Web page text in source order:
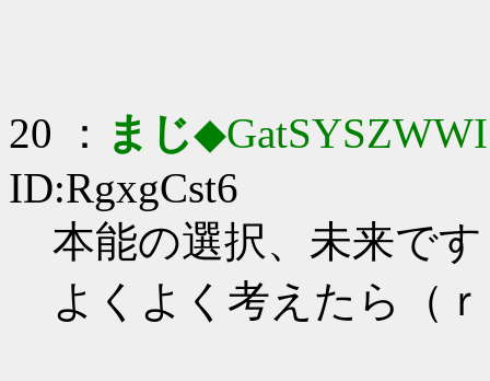
20 ： まじ◆GatSYSZWWI
ID:RgxgCst6
本能の選択、未来で
よくよく考えたら（